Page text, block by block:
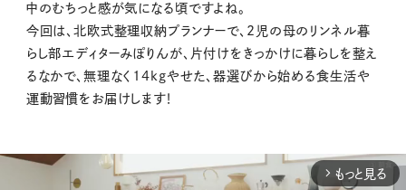
中のむちっと感が気になる頃ですよね。
今回は、北欧式整理収納プランナーで、 2 児の母のリンネル暮
らし部エディターみぽりんが、片付けをきっかけに暮らしを整え
るなかで、無理なく 14kgやせた、器選びから始める食生活や
運動習慣をお届けします！
arrow_forward_ios もっと見る